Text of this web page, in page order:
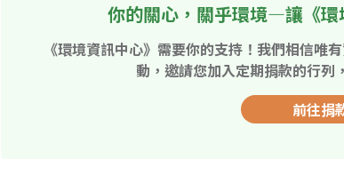
你的關心，關乎環境—讓《環
《環境資訊中心》需要你的支持！我們相信唯
動，邀請您加入定期捐款的行列
前往捐